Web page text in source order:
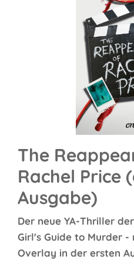
The
Rachel Price
Ausgabe)
Der neue YA-Thriller
Girl's Guide to Murder
Overlay in der ersten